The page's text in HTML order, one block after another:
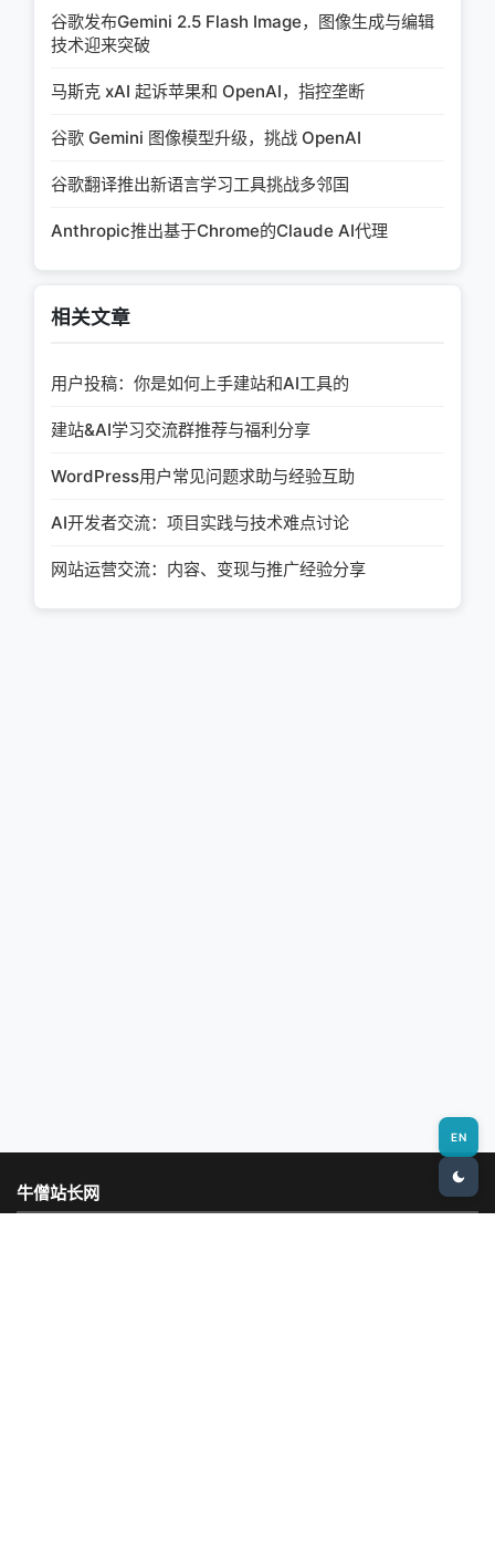
谷歌发布Gemini 2.5 Flash Image，图像生成与编辑
技术迎来突破
马斯克 xAI 起诉苹果和 OpenAI，指控垄断
谷歌 Gemini 图像模型升级，挑战 OpenAI
谷歌翻译推出新语言学习工具挑战多邻国
Anthropic推出基于Chrome的Claude AI代理
相关文章
用户投稿：你是如何上手建站和AI工具的
建站&AI学习交流群推荐与福利分享
WordPress用户常见问题求助与经验互助
AI开发者交流：项目实践与技术难点讨论
网站运营交流：内容、变现与推广经验分享
牛僧站长网
EN